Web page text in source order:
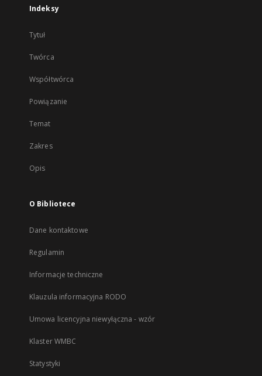
Indeksy
Tytuł
Twórca
Współtwórca
Powiązanie
Temat
Zakres
Opis
O Bibliotece
Dane kontaktowe
Regulamin
Informacje techniczne
Klauzula informacyjna RODO
Umowa licencyjna niewyłączna - wzór
Klaster WMBC
Statystyki